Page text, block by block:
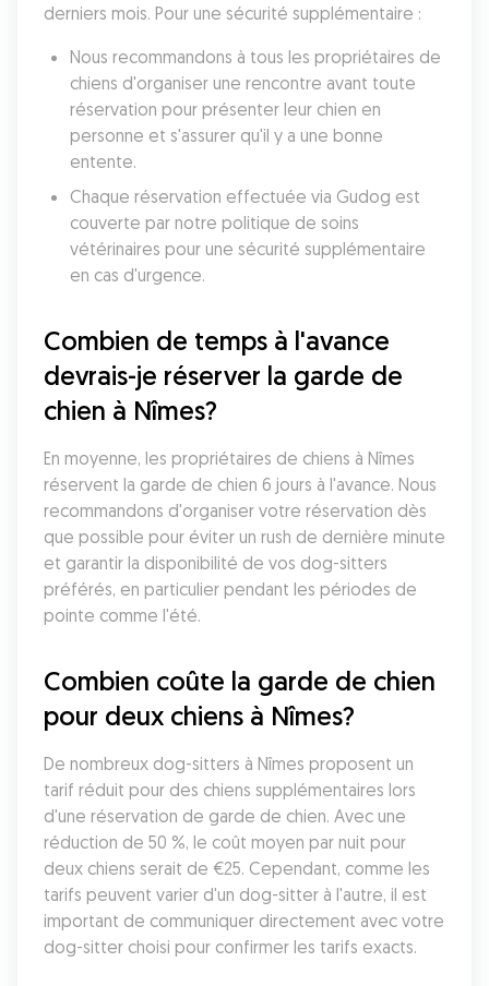
derniers mois. Pour une sécurité supplémentaire :
Nous recommandons à tous les propriétaires de
chiens d'organiser une rencontre avant toute
réservation pour présenter leur chien en
personne et s'assurer qu'il y a une bonne
entente.
Chaque réservation effectuée via Gudog est
couverte par notre politique de soins
vétérinaires pour une sécurité supplémentaire
en cas d'urgence.
Combien de temps à l'avance
devrais-je réserver la garde de
chien à Nîmes?
En moyenne, les propriétaires de chiens à Nîmes
réservent la garde de chien 6 jours à l'avance. Nous
recommandons d'organiser votre réservation dès
que possible pour éviter un rush de dernière minute
et garantir la disponibilité de vos dog-sitters
préférés, en particulier pendant les périodes de
pointe comme l'été.
Combien coûte la garde de chien
pour deux chiens à Nîmes?
De nombreux dog-sitters à Nîmes proposent un
tarif réduit pour des chiens supplémentaires lors
d'une réservation de garde de chien. Avec une
réduction de 50 %, le coût moyen par nuit pour
deux chiens serait de €25. Cependant, comme les
tarifs peuvent varier d'un dog-sitter à l'autre, il est
important de communiquer directement avec votre
dog-sitter choisi pour confirmer les tarifs exacts.